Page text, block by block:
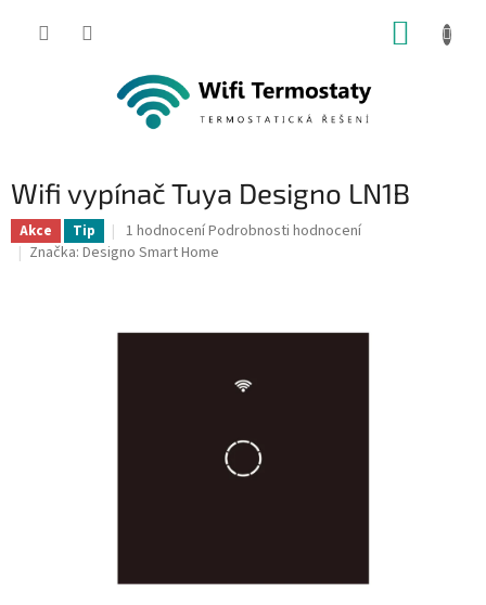
Wifi vypínač Tuya Designo LN1B
Akce Tip
Průměrné
hodnocení
z
1 hodnoceníPodrobnosti hodnocení
Značka: Designo Smart Home